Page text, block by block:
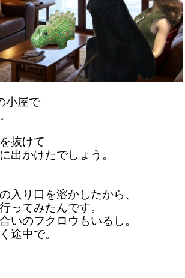
小屋で
抜けて
出かけたでしょう。
入り口を溶かしたから、
ってみたんです。
いのフクロウもいるし。
途中で。